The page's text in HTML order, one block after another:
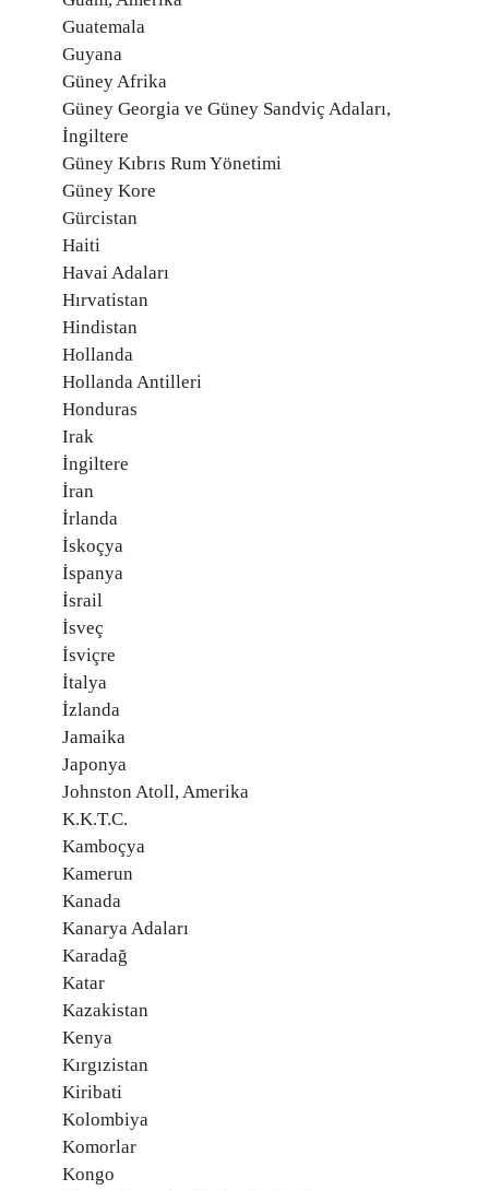
Guatemala
Guyana
Güney Afrika
Güney Georgia ve Güney Sandviç Adaları,
İngiltere
Güney Kıbrıs Rum Yönetimi
Güney Kore
Gürcistan
Haiti
Havai Adaları
Hırvatistan
Hindistan
Hollanda
Hollanda Antilleri
Honduras
Irak
İngiltere
İran
İrlanda
İskoçya
İspanya
İsrail
İsveç
İsviçre
İtalya
İzlanda
Jamaika
Japonya
Johnston Atoll, Amerika
K.K.T.C.
Kamboçya
Kamerun
Kanada
Kanarya Adaları
Karadağ
Katar
Kazakistan
Kenya
Kırgızistan
Kiribati
Kolombiya
Komorlar
Kongo